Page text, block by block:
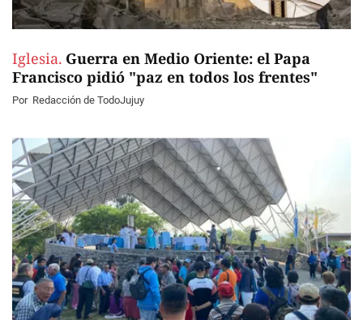
Iglesia. Guerra en Medio Oriente: el Papa
Francisco pidió "paz en todos los frentes"
Por Redacción de TodoJujuy